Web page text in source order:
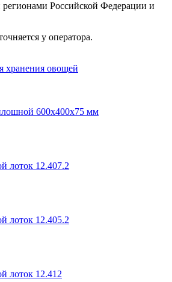
Российской Федерации и
у оператора.
хранения овощей
600х400х75 мм
лоток 12.407.2
лоток 12.405.2
лоток 12.412